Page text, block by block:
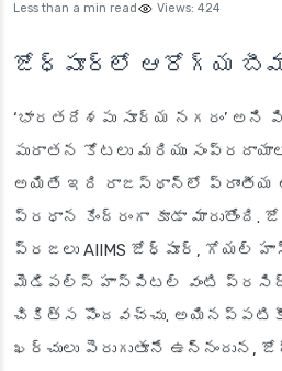
Less than a min read Views: 424
జోధ్‌పూర్‌లో ఆరోగ్య
‘భారతదేశపు సూర్య నగరం’ అని
పురాతన కోటలు మరియు
అయితే ఇది రాజస్థాన్‌లో ప్రాంతీయ
ప్రధాన కేంద్రంగా కూడా మారుతోంది.
ప్రజలు AIIMS జోధ్‌పూర్, గోయల్
మెడిపల్స్ హాస్పిటల్ వంటి
చికిత్స పొందవచ్చు.
ఖర్చులు పెరుగుతూనే